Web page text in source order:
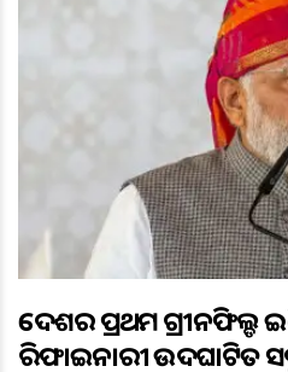
ଦେଶର ପ୍ରଥମ ଗ୍ରୀନଫିଲ୍ଡ
ରିଫାଇନାରୀ ଉଦଘାଟିତ